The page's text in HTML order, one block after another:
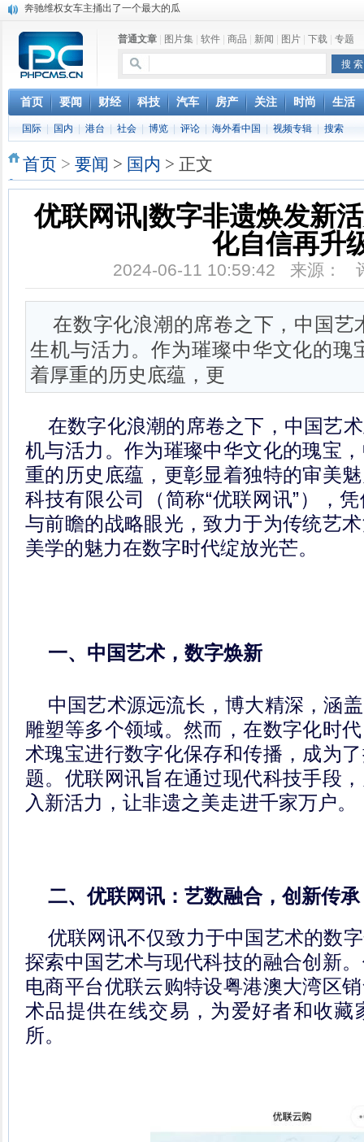
苹果MacOS曝新功能：将iPad作为拓展屏
苹果与高通和解 英特尔失去重要移动客户
小米高管：虽然高通与苹果和解，但5G iPhone最快明年下半年发布
iOS 13加入黑暗模式 多功能加持6月份见
高通与苹果达成和解，双方达成6年许可协议
巴黎圣母院大火肆虐，人类文明的一场浩劫
奔驰维权女车主捅出了一个最大的瓜
普通文章 图片集 软件 商品 新闻 图片 下载 专题
首页 要闻 财经 科技 汽车 房产 关注 时尚 生活
国际 国内 港台 社会 博览 评论 海外看中国 视频专辑 搜索
首页 > 要闻 > 国内 > 正文
优联网讯|数字非遗焕发新
化自信再升
2024-06-11 10:59:42 来源：
在数字化浪潮的席卷之下，中国艺
生机与活力。作为璀璨中华文化的瑰
着厚重的历史底蕴，更
在数字化浪潮的席卷之下，中国艺
机与活力。作为璀璨中华文化的瑰宝
重的历史底蕴，更彰显着独特的审美
科技有限公司（简称“优联网讯”），
与前瞻的战略眼光，致力于为传统艺
美学的魅力在数字时代绽放光芒。
一、中国艺术，数字焕新
中国艺术源远流长，博大精深，涵
雕塑等多个领域。然而，在数字化时
术瑰宝进行数字化保存和传播，成为
题。优联网讯旨在通过现代科技手段
入新活力，让非遗之美走进千家万户。
二、优联网讯：艺数融合，创新传承
优联网讯不仅致力于中国艺术的数
探索中国艺术与现代科技的融合创新
电商平台优联云购特设粤港澳大湾区
术品提供在线交易，为爱好者和收藏
所。